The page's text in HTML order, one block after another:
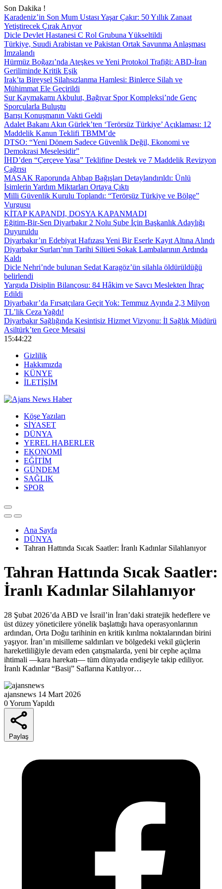
Son Dakika !
Karadeniz’in Son Mum Ustası Yaşar Çakır: 50 Yıllık Zanaat
Yetiştirecek Çırak Arıyor
Dicle Devlet Hastanesi C Rol Grubuna Yükseltildi
Türkiye, Suudi Arabistan ve Pakistan Ortak Savunma Anlaşması
İmzalandı
Hürmüz Boğazı’nda Ateşkes ve Yeni Protokol Trafiği: ABD-İran
Geriliminde Kritik Eşik
Irak’ta Bireysel Silahsızlanma Hamlesi: Binlerce Silah ve
Mühimmat Ele Geçirildi
Sur Kaymakamı Akbulut, Bağıvar Spor Kompleksi’nde Genç
Sporcularla Buluştu
Barışı Konuşmanın Vakti Geldi
Adalet Bakanı Akın Gürlek’ten ‘Terörsüz Türkiye’ Açıklaması: 12
Maddelik Kanun Teklifi TBMM’de
DTSO: “Yeni Dönem Sadece Güvenlik Değil, Ekonomi ve
Demokrasi Meselesidir”
İHD’den “Çerçeve Yasa” Teklifine Destek ve 7 Maddelik Revizyon
Çağrısı
MASAK Raporunda Ahbap Bağışları Detaylandırıldı: Ünlü
İsimlerin Yardım Miktarları Ortaya Çıktı
Milli Güvenlik Kurulu Toplandı: “Terörsüz Türkiye ve Bölge”
Vurgusu
KİTAP KAPANDI, DOSYA KAPANMADI
Eğitim-Bir-Sen Diyarbakır 2 Nolu Şube İçin Başkanlık Adaylığı
Duyuruldu
Diyarbakır’ın Edebiyat Hafızası Yeni Bir Eserle Kayıt Altına Alındı
Diyarbakır Surları’nın Tarihi Silüeti Sokak Lambalarının Ardında
Kaldı
Dicle Nehri’nde bulunan Sedat Karagöz’ün silahla öldürüldüğü
belirlendi
Yargıda Disiplin Bilançosu: 84 Hâkim ve Savcı Meslekten İhraç
Edildi
Diyarbakır’da Fırsatçılara Geçit Yok: Temmuz Ayında 2,3 Milyon
TL’lik Ceza Yağdı!
Diyarbakır Sağlığında Kesintisiz Hizmet Vizyonu: İl Sağlık Müdürü
Asiltürk’ten Gece Mesaisi
15:44:23
Gizlilik
Hakkımızda
KÜNYE
İLETİŞİM
Köşe Yazıları
SİYASET
DÜNYA
YEREL HABERLER
EKONOMİ
EĞİTİM
GÜNDEM
SAĞLIK
SPOR
Ana Sayfa
DÜNYA
Tahran Hattında Sıcak Saatler: İranlı Kadınlar Silahlanıyor
Tahran Hattında Sıcak Saatler:
İranlı Kadınlar Silahlanıyor
28 Şubat 2026’da ABD ve İsrail’in İran’daki stratejik hedeflere ve
üst düzey yöneticilere yönelik başlattığı hava operasyonlarının
ardından, Orta Doğu tarihinin en kritik kırılma noktalarından birini
yaşıyor. İran’ın misilleme saldırıları ve bölgedeki vekil güçlerin
hareketliliğiyle devam eden çatışmalarda, yeni bir cephe açılma
ihtimali —kara harekatı— tüm dünyada endişeyle takip ediliyor.
İranlı Kadınlar “Basij” Saflarına Katılıyor…
ajansnews 14 Mart 2026
0 Yorum Yapıldı
Paylaş